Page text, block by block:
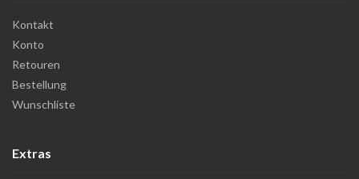
Kontakt
Konto
Retouren
Bestellung
Wunschliste
Extras